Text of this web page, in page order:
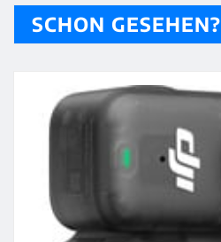
SCHON GESEHEN?